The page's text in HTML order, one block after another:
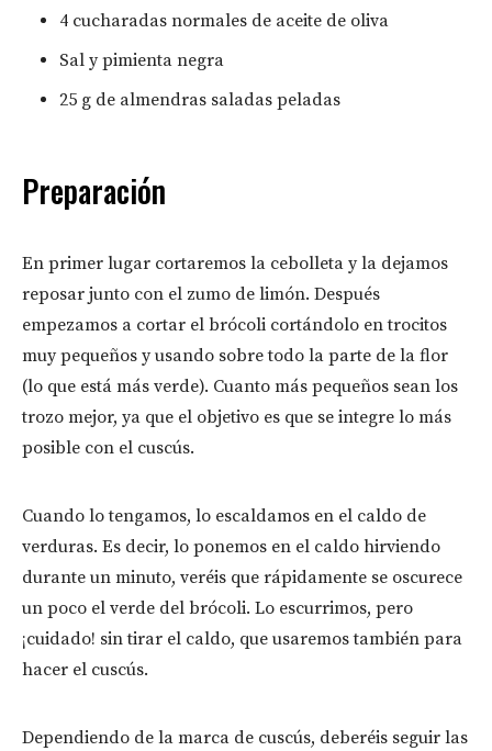
4 cucharadas normales de aceite de oliva
Sal y pimienta negra
25 g de almendras saladas peladas
Preparación
En primer lugar cortaremos la cebolleta y la dejamos
reposar junto con el zumo de limón. Después
empezamos a cortar el brócoli cortándolo en trocitos
muy pequeños y usando sobre todo la parte de la flor
(lo que está más verde). Cuanto más pequeños sean los
trozo mejor, ya que el objetivo es que se integre lo más
posible con el cuscús.
Cuando lo tengamos, lo escaldamos en el caldo de
verduras. Es decir, lo ponemos en el caldo hirviendo
durante un minuto, veréis que rápidamente se oscurece
un poco el verde del brócoli. Lo escurrimos, pero
¡cuidado! sin tirar el caldo, que usaremos también para
hacer el cuscús.
Dependiendo de la marca de cuscús, deberéis seguir las